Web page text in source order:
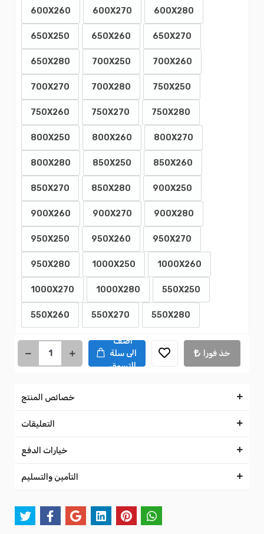
600X260 600X270 600X280
650X250 650X260 650X270
650X280 700X250 700X260
700X270 700X280 750X250
750X260 750X270 750X280
800X250 800X260 800X270
800X280 850X250 850X260
850X270 850X280 900X250
900X260 900X270 900X280
950X250 950X260 950X270
950X280 1000X250 1000X260
1000X270 1000X280 550X250
550X260 550X270 550X280
اضف
الى سلة
التسوق
خذ فورا
خصائص المنتج
التعليقات
خيارات الدفع
التأمين والتسليم